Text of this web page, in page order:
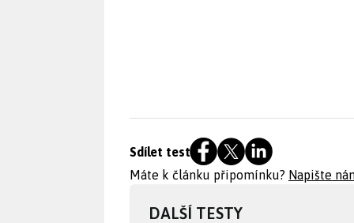
Sdílet test
Máte k článku připomínku? Napište
DALŠÍ TESTY